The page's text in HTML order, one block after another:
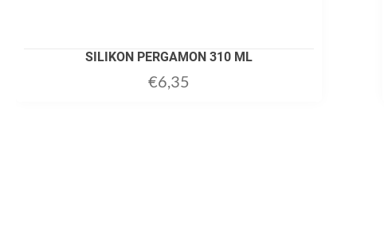
SILIKON PERGAMON 310 ML
€6,35
ADD TO CART